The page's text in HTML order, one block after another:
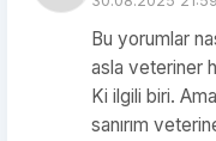
Bu yorumlar
asla veteriner
Ki ilgili biri.
sanırım